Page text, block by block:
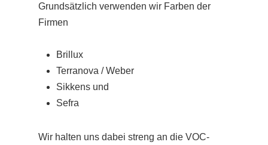
Grundsätzlich verwenden wir Farben der
Firmen
Brillux
Terranova / Weber
Sikkens und
Sefra
Wir halten uns dabei streng an die VOC-